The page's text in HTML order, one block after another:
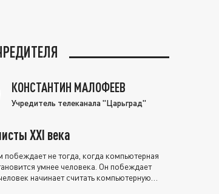
КОНСТАНТИН МАЛОФЕЕВ
Учредитель телеканала "Царьград"
XXI века
не тогда, когда компьютерная
умнее человека. Он побеждает
начинает считать компьютерную